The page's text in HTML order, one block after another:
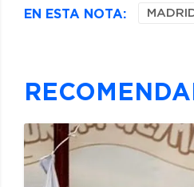
EN ESTA NOTA: